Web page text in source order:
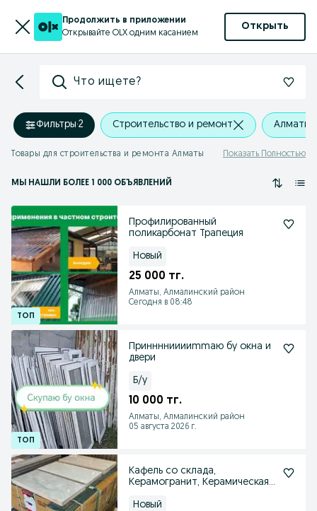
Продолжить в приложении
Открывайте OLX одним касанием
Открыть
Что ищете?
Фильтры·2 Строительство и ремонт Алматы,
Товары для строительства и ремонта Алматы Показать Полностью
МЫ НАШЛИ БОЛЕЕ 1 000 ОБЪЯВЛЕНИЙ
Профилированный
поликарбонат Трапеция
Новый
25 000 тг.
Алматы, Алмалинский район
Сегодня в 08:48
Приннннииииmmaю бу окна и
двери
Б/у
10 000 тг.
Алматы, Алмалинский район
05 августа 2026 г.
Кафель со склада,
Керамогранит, Керамическая
Новый